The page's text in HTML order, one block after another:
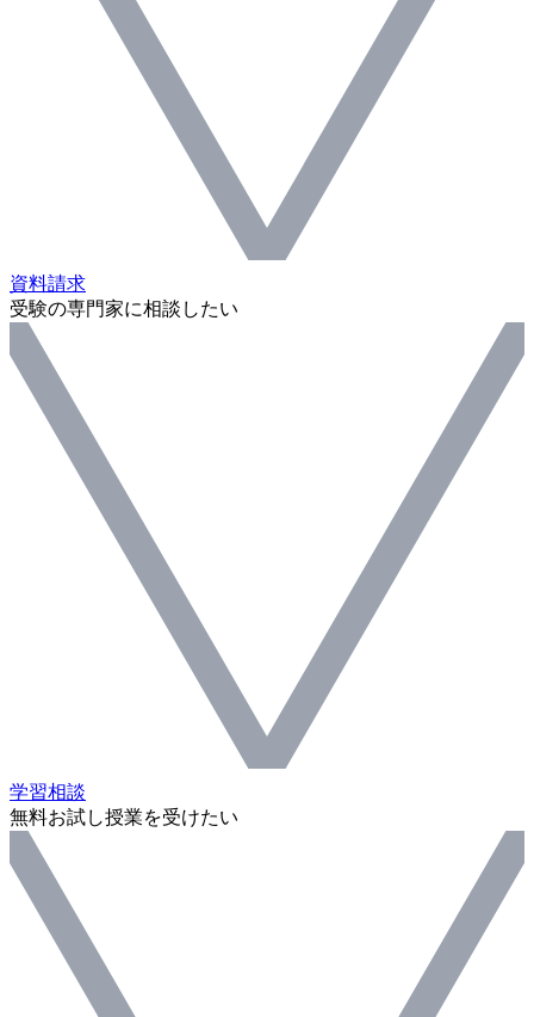
資料請求
受験の専門家に相談したい
学習相談
無料お試し授業を受けたい